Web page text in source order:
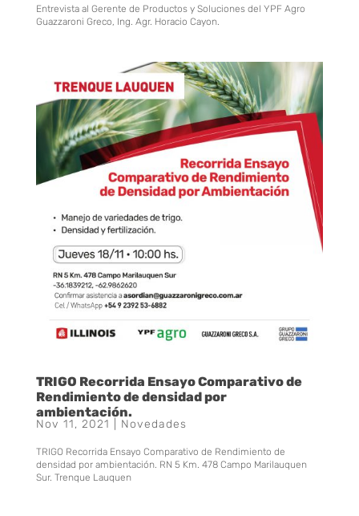
Entrevista al Gerente de Productos y Soluciones del YPF Agro
Guazzaroni Greco, Ing. Agr. Horacio Cayon.
TRIGO Recorrida Ensayo Comparativo de
Rendimiento de densidad por
ambientación.
Nov 11, 2021 Novedades
TRIGO Recorrida Ensayo Comparativo de Rendimiento de
densidad por ambientación. RN 5 Km. 478 Campo Marilauquen
Sur. Trenque Lauquen